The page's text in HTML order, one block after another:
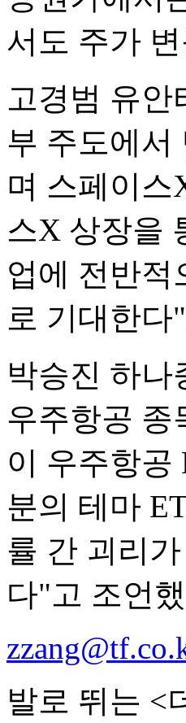
서도 주가
고경범 유안
부 주도에서
며 스페이
스X 상장을
업에 전반적
로 기대한다
박승진 하
우주항공 종
이 우주항공
분의 테마
률 간 괴리
다"고 조언
발로 뛰는 <